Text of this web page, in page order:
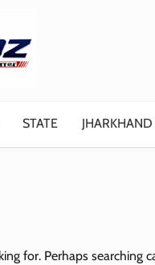
STATE JHARKHAND
for. Perhaps searching